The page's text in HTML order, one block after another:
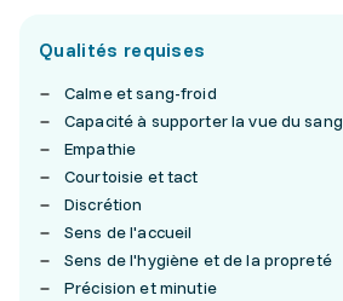
Qualités requises
Calme et sang-froid
Capacité à supporter la vue du sang
Empathie
Courtoisie et tact
Discrétion
Sens de l'accueil
Sens de l'hygiène et de la propreté
Précision et minutie